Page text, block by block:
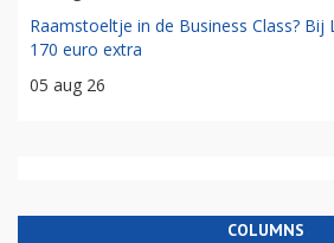
Raamstoeltje in de Business Class?
170 euro extra
05 aug 26
COLUMNS